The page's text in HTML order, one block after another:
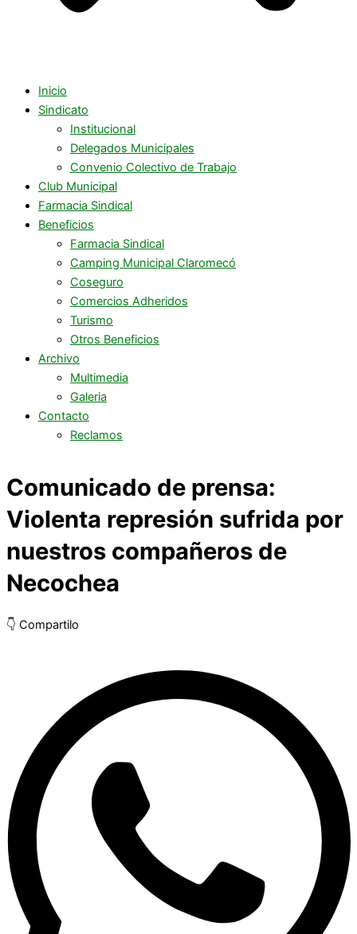
Inicio
Sindicato
Institucional
Delegados Municipales
Convenio Colectivo de Trabajo
Club Municipal
Farmacia Sindical
Beneficios
Farmacia Sindical
Camping Municipal Claromecó
Coseguro
Comercios Adheridos
Turismo
Otros Beneficios
Archivo
Multimedia
Galeria
Contacto
Reclamos
Comunicado de prensa:
Violenta represión sufrida por
nuestros compañeros de
Necochea
👇 Compartilo